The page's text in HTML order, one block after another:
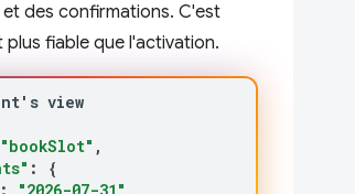
des confirmations. C'est
plus fiable que l'activation.
' s
"bookSlot"
:
{